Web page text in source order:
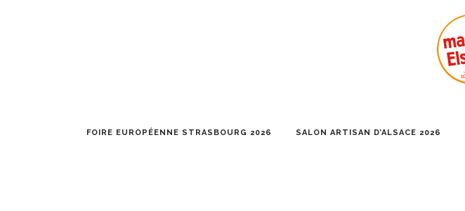
FOIRE EUROPÉENNE STRASBOURG 2026 SALON ARTISAN D’ALSACE 2026